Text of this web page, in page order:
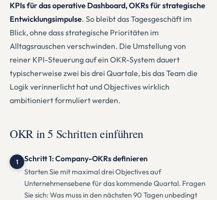
KPIs für das operative Dashboard, OKRs für strategische
Entwicklungsimpulse. So bleibt das Tagesgeschäft im
Blick, ohne dass strategische Prioritäten im
Alltagsrauschen verschwinden. Die Umstellung von
reiner KPI-Steuerung auf ein OKR-System dauert
typischerweise zwei bis drei Quartale, bis das Team die
Logik verinnerlicht hat und Objectives wirklich
ambitioniert formuliert werden.
OKR in 5 Schritten einführen
1 Schritt 1: Company-OKRs definieren
Starten Sie mit maximal drei Objectives auf
Unternehmensebene für das kommende Quartal. Fragen
Sie sich: Was muss in den nächsten 90 Tagen unbedingt